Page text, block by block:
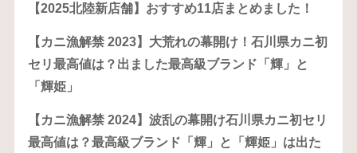
【2025北陸新店舗】おすすめ11店まとめました！
【カニ漁解禁 2023】大荒れの幕開け！石川県カニ初
セリ最高値は？出ました最高級ブランド「輝」と
「輝姫」
【カニ漁解禁 2024】波乱の幕開け石川県カニ初セリ
最高値は？最高級ブランド「輝」と「輝姫」は出た